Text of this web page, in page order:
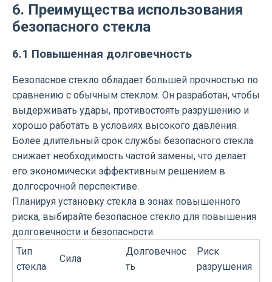
6. Преимущества использования
безопасного стекла
6.1 Повышенная долговечность
Безопасное стекло обладает большей прочностью по
сравнению с обычным стеклом. Он разработан, чтобы
выдерживать удары, противостоять разрушению и
хорошо работать в условиях высокого давления.
Более длительный срок службы безопасного стекла
снижает необходимость частой замены, что делает
его экономически эффективным решением в
долгосрочной перспективе.
Планируя установку стекла в зонах повышенного
риска, выбирайте безопасное стекло для повышения
долговечности и безопасности.
Тип
стекла
Сила
Долговечнос
ть
Риск
разрушения